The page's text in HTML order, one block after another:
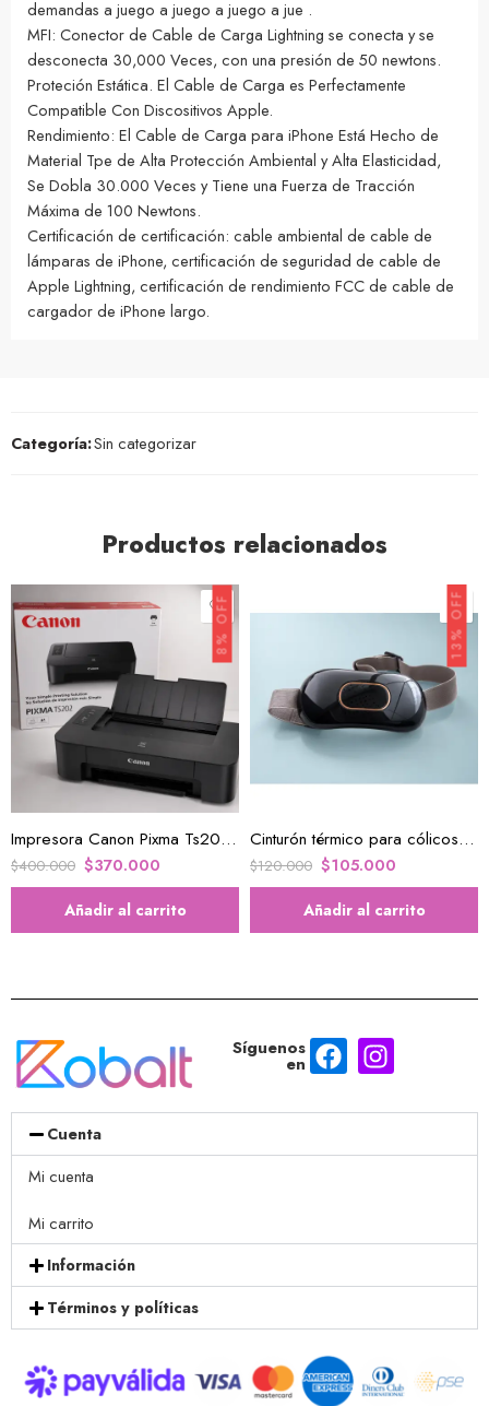
demandas a juego a juego a juego a jue .
MFI: Conector de Cable de Carga Lightning se conecta y se
desconecta 30,000 Veces, con una presión de 50 newtons.
Proteción Estática. El Cable de Carga es Perfectamente
Compatible Con Discositivos Apple.
Rendimiento: El Cable de Carga para iPhone Está Hecho de
Material Tpe de Alta Protección Ambiental y Alta Elasticidad,
Se Dobla 30.000 Veces y Tiene una Fuerza de Tracción
Máxima de 100 Newtons.
Certificación de certificación: cable ambiental de cable de
lámparas de iPhone, certificación de seguridad de cable de
Apple Lightning, certificación de rendimiento FCC de cable de
cargador de iPhone largo.
Categoría:Sin categorizar
Productos relacionados
8% OFF
Impresora Canon Pixma Ts202 Nueva Económica Para Hogar , oficina y Tareas
$400.000 $370.000
Añadir al carrito
13% OFF
Cinturón térmico para cólicos y calambres negro
$120.000 $105.000
Añadir al carrito
Síguenos
en
Cuenta
Mi cuenta
Mi carrito
Información
Términos y políticas